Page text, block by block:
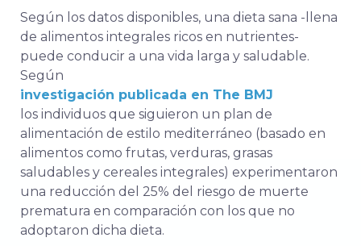
Según los datos disponibles, una dieta sana -llena
de alimentos integrales ricos en nutrientes-
puede conducir a una vida larga y saludable.
Según
investigación publicada en The BMJ
los individuos que siguieron un plan de
alimentación de estilo mediterráneo (basado en
alimentos como frutas, verduras, grasas
saludables y cereales integrales) experimentaron
una reducción del 25% del riesgo de muerte
prematura en comparación con los que no
adoptaron dicha dieta.